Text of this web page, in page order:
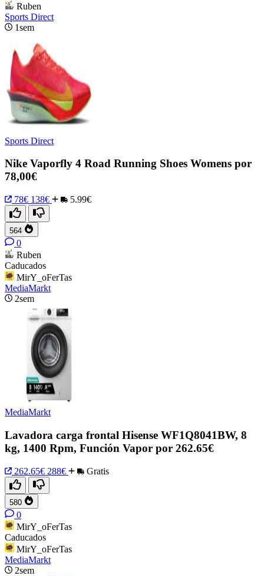
Ruben
Sports Direct
1sem
Sports Direct
Nike Vaporfly 4 Road Running Shoes Womens por
78,00€
78€ 138€ 5.99€
564
0
Ruben
Caducados
MirY_oFerTas
MediaMarkt
2sem
MediaMarkt
Lavadora carga frontal Hisense WF1Q8041BW, 8
kg, 1400 Rpm, Función Vapor por 262.65€
262.65€ 288€ Gratis
580
0
MirY_oFerTas
Caducados
MirY_oFerTas
MediaMarkt
2sem